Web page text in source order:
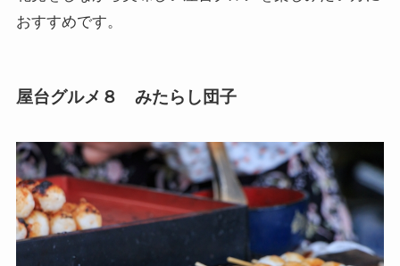
おすすめです。
屋台グルメ８ みたらし団子